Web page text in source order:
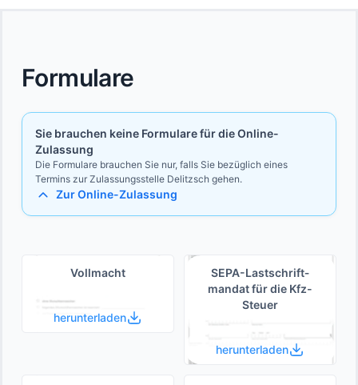
Formulare
Sie brauchen keine Formulare für die Online-
Zulassung
Die Formulare brauchen Sie nur, falls Sie bezüglich eines
Termins zur Zulassungsstelle Delitzsch gehen.
Zur Online-Zulassung
Vollmacht
herunterladen
SEPA-Lastschrift­
mandat für die Kfz-
Steuer
herunterladen